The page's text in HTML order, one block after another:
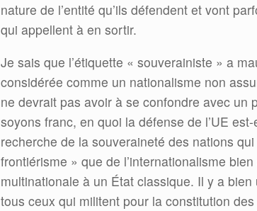
nature de l’entité qu’ils défendent et vont
qui appellent à en sortir.
Je sais que l’étiquette « souverainiste » a
considérée comme un nationalisme non
ne devrait pas avoir à se confondre avec un
soyons franc, en quoi la défense de l’UE
recherche de la souveraineté des nations
frontiérisme » que de l’internationalisme
multinationale à un État classique. Il y a
tous ceux qui militent pour la constitution